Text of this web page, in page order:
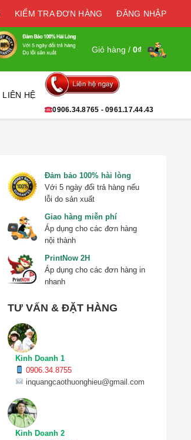
KIỂM TRA ĐƠN HÀNG ĐĂNG NHẬP
Giỏ hàng / 0₫
LIÊN HỆ
0906.34.8765 - 0961.17.44.43
Đảm bảo 100% hài lòng
Với 5 ngày đổi trả hàng nếu
lỗi do sản xuất
Giao hàng miễn phí
Áp dụng cho các đơn hàng
nội thành
PrintNow 2H
Áp dụng cho các đơn hàng in
nhanh
TƯ VẤN & ĐẶT HÀNG
Kinh Doanh 1
0906.34.8755
inquangcaothuonghieu@gmail.com
Kinh Doanh 2